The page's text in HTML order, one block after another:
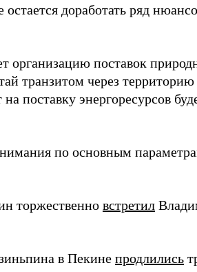
доработать ряд
поставок
транзитом через
поставку энергоресурсов
по основным
торжественно встретил
в Пекине продлились